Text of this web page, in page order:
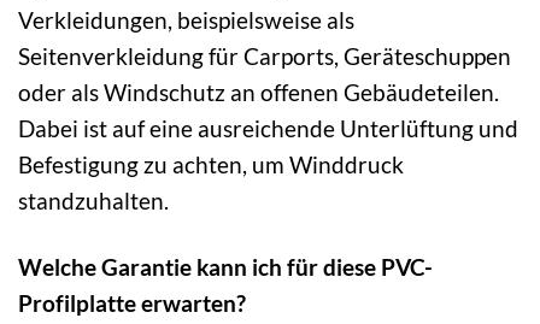
Verkleidungen, beispielsweise als
Seitenverkleidung für Carports, Geräteschuppen
oder als Windschutz an offenen Gebäudeteilen.
Dabei ist auf eine ausreichende Unterlüftung und
Befestigung zu achten, um Winddruck
standzuhalten.
Welche Garantie kann ich für diese PVC-
Profilplatte erwarten?